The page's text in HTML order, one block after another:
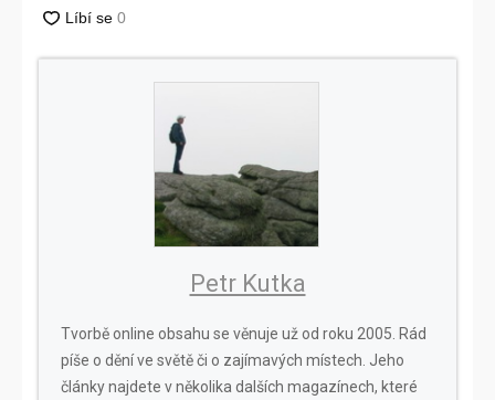
Petr Kutka
Tvorbě online obsahu se věnuje už od roku 2005. Rád
píše o dění ve světě či o zajímavých místech. Jeho
články najdete v několika dalších magazínech, které